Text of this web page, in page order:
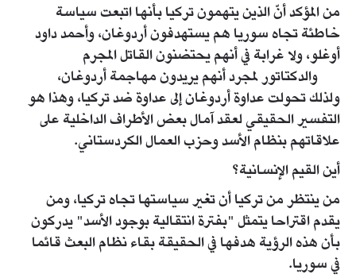
من المؤكد أنّ الذين يتهمون تركيا بأنها اتبعت سياسة
خاطئة تجاه سوريا هم يستهدفون أردوغان، وأحمد داود
أوغلو، ولا غرابة في أنهم يحتضنون القاتل المجرم
والدكتاتور لمجرد أنهم يريدون مهاجمة أردوغان،
ولذلك تحولت عداوة أردوغان إلى عداوة ضد تركيا، وهذا هو
التفسير الحقيقي لعقد آمال بعض الأطراف الداخلية على
علاقاتهم بنظام الأسد وحزب العمال الكردستاني.
أين القيم الإنسانية؟
من ينتظر من تركيا أن تغير سياستها تجاه تركيا، ومن
يقدم اقتراحا يتمثل "بفترة انتقالية بوجود الأسد" يدركون
بأن هذه الرؤية هدفها في الحقيقة بقاء نظام البعث قائما
في سوريا.